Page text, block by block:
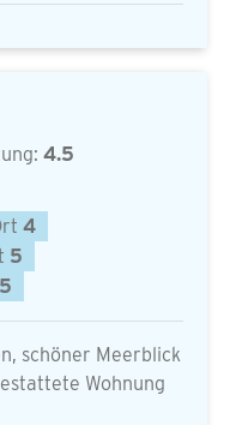
4.5
4
5
5
schöner Meerblick
Wohnung